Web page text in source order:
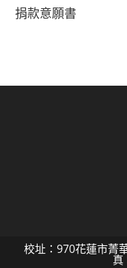
捐款意願書
校址：970花蓮市
真